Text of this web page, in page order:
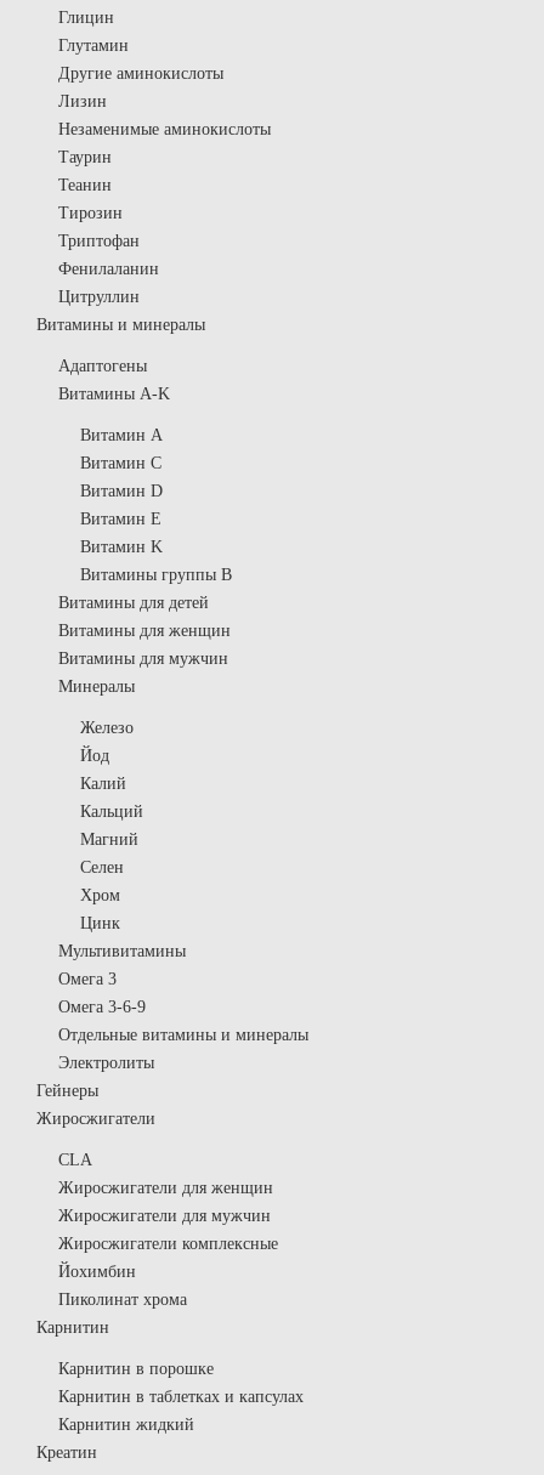
Глицин
Глутамин
Другие аминокислоты
Лизин
Незаменимые аминокислоты
Таурин
Теанин
Тирозин
Триптофан
Фенилаланин
Цитруллин
Витамины и минералы
Адаптогены
Витамины A-K
Витамин A
Витамин C
Витамин D
Витамин E
Витамин K
Витамины группы B
Витамины для детей
Витамины для женщин
Витамины для мужчин
Минералы
Железо
Йод
Калий
Кальций
Магний
Селен
Хром
Цинк
Мультивитамины
Омега 3
Омега 3-6-9
Отдельные витамины и минералы
Электролиты
Гейнеры
Жиросжигатели
CLA
Жиросжигатели для женщин
Жиросжигатели для мужчин
Жиросжигатели комплексные
Йохимбин
Пиколинат хрома
Карнитин
Карнитин в порошке
Карнитин в таблетках и капсулах
Карнитин жидкий
Креатин